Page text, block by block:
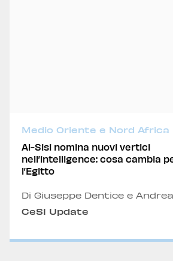
Medio Oriente e Nord Africa
Al-Sisi nomina nuovi vertici
nell’intelligence: cosa cambia
l’Egitto
Di Giuseppe Dentice e
CeSI Update